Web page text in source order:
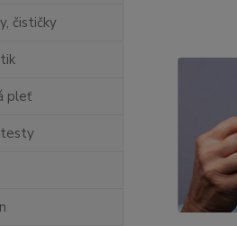
čističky
pleť
testy